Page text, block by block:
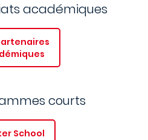
académiques
courts
School